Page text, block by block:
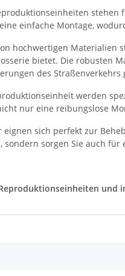
einfache Montage,
hochwertigen Materialien
bietet. Die robusten
des Straßenverkehrs
werden
nur eine reibungslose
eignen sich perfekt zur
sorgen Sie auch